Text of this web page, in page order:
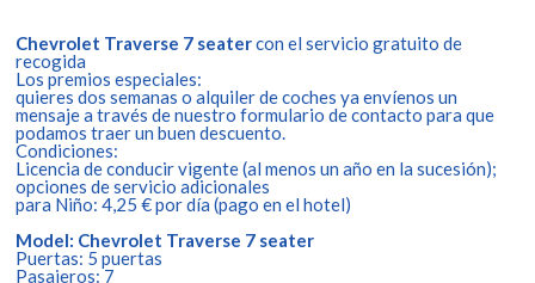
Chevrolet Traverse 7 seatercon el servicio gratuito de
recogida
Los premios especiales:
quieres dos semanas o alquiler de coches ya envíenos un
mensaje a través de nuestro formulario de contacto para que
podamos traer un buen descuento.
Condiciones:
Licencia de conducir vigente (al menos un año en la sucesión);
opciones de servicio adicionales
para Niño: 4,25 € por día (pago en el hotel)
Model: Chevrolet Traverse 7 seater
Puertas: 5 puertas
Pasajeros: 7